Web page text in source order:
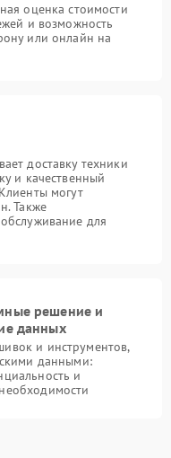
оценка стоимости
и возможность
или онлайн на
доставку техники
и качественный
могут
Также
для
решение и
данных
и инструментов,
данными:
и